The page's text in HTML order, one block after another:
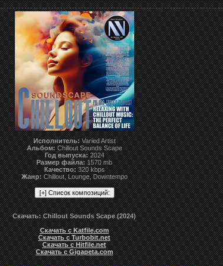
Исполнитель:Varied Artist
Альбом:Chillout Sounds Scape
Год выпуска:2024
Размер файла:1570 mb
Качество:320 kbps
Жанр:Chillout, Lounge, Downtempo
Скачать: Chillout Sounds Scape (2024)
Скачать с Katfile.com
Скачать с Turbobit.net
Скачать с Hitfile.net
Скачать с Gigapeta.com